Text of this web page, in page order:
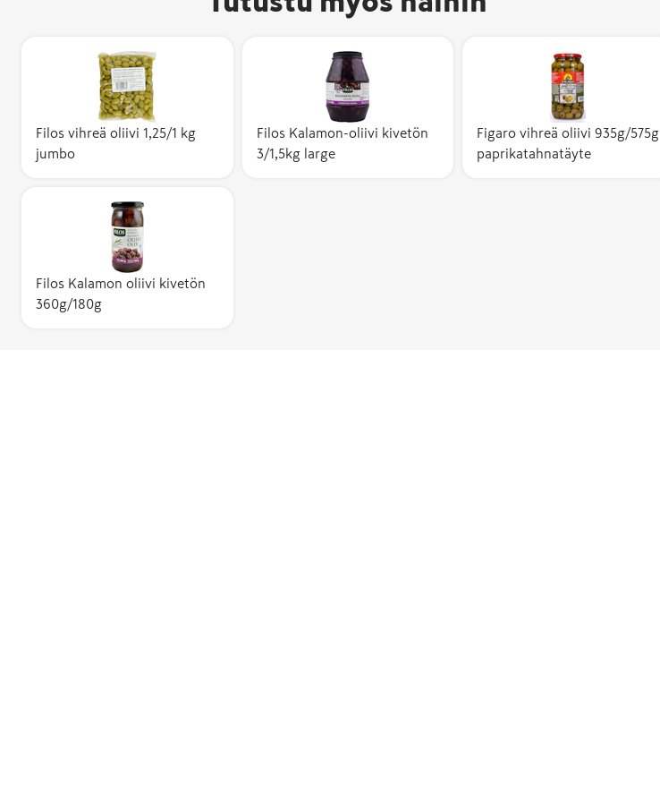
Filos vihreä oliivi 1,25/1 kg
jumbo
Filos Kalamon-oliivi kivetön
3/1,5kg large
Figaro vihreä oliivi 935g/575g
paprikatahnatäyte
Filos Kalamon oliivi kivetön
360g/180g